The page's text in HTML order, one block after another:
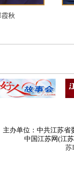
霞秋
主办单位：中共江苏省
中国江苏网(江
苏